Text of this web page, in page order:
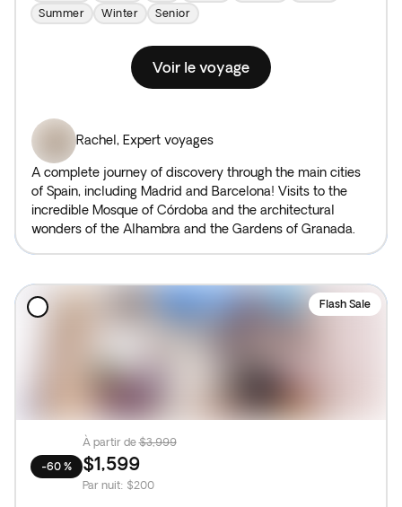
Summer
Winter Senior
Voir le voyage
Rachel , Expert voyages
A complete journey of discovery through the main cities
of Spain, including Madrid and Barcelona! Visits to the
incredible Mosque of Córdoba and the architectural
wonders of the Alhambra and the Gardens of Granada.
Flash Sale
-60 %
À partir de $3,999
$1,599
Par nuit: $200